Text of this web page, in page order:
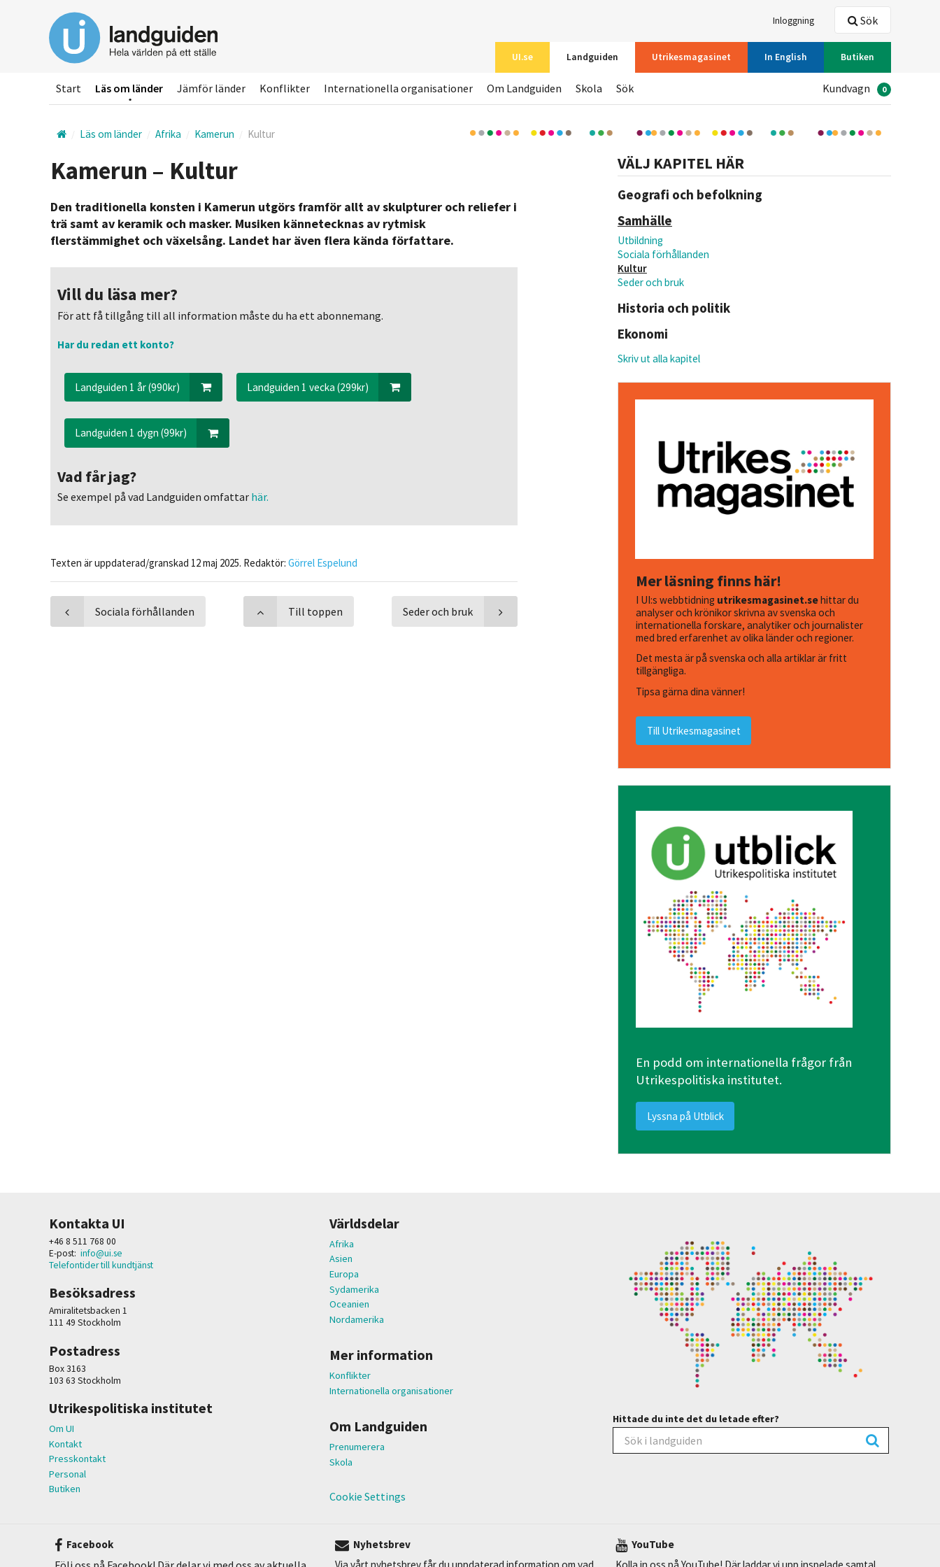
huvudinnehållet
Inloggning
UI.se Landguiden Utrikesmagasinet In English Butiken
Sök
Start Läs om länder Jämför länder Konflikter Internationella organisationer Om Landguiden Skola Sök Kundvagn 0
Läs om länder Afrika Kamerun Kultur
VÄLJ KAPITEL HÄR
Geografi och befolkning
Samhälle
Utbildning
Sociala förhållanden
Kultur
Seder och bruk
Historia och politik
Ekonomi
Skriv ut alla kapitel
Mer läsning finns här!
I UI:s webbtidning utrikesmagasinet.sehittar du
analyser och krönikor skrivna av svenska och
internationella forskare, analytiker och journalister
med bred erfarenhet av olika länder och regioner.
Det mesta är på svenska och alla artiklar är fritt
tillgängliga.
Tipsa gärna dina vänner!
Till Utrikesmagasinet
En podd om internationella frågor från
Utrikespolitiska institutet.
Lyssna på Utblick
Kamerun – Kultur
Den traditionella konsten i Kamerun utgörs framför allt av skulpturer och reliefer i
trä samt av keramik och masker. Musiken kännetecknas av rytmisk
flerstämmighet och växelsång. Landet har även flera kända författare.
Vill du läsa mer?
För att få tillgång till all information måste du ha ett abonnemang.
Har du redan ett konto?
Landguiden 1 år (990kr) Landguiden 1 vecka (299kr)
Landguiden 1 dygn (99kr)
Vad får jag?
Se exempel på vad Landguiden omfattar här.
Texten är uppdaterad/granskad 12 maj 2025. Redaktör:Görrel Espelund
Sociala förhållanden Seder och bruk
Till toppen
Kontakta UI
+46 8 511 768 00
E-post: info@ui.se
Telefontider till kundtjänst
Besöksadress
Amiralitetsbacken 1
111 49 Stockholm
Postadress
Box 3163
103 63 Stockholm
Utrikespolitiska institutet
Om UI
Kontakt
Presskontakt
Personal
Butiken
Världsdelar
Afrika
Asien
Europa
Sydamerika
Oceanien
Nordamerika
Mer information
Konflikter
Internationella organisationer
Om Landguiden
Prenumerera
Skola
Cookie Settings
Hittade du inte det du letade efter?
Facebook
Nyhetsbrev
YouTube